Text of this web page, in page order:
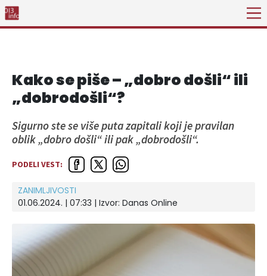
Kako se piše – „dobro došli“ ili
„dobrodošli“?
Sigurno ste se više puta zapitali koji je pravilan
oblik „dobro došli“ ili pak „dobrodošli“.
PODELI VEST:
ZANIMLJIVOSTI
01.06.2024. | 07:33 | Izvor: Danas Online